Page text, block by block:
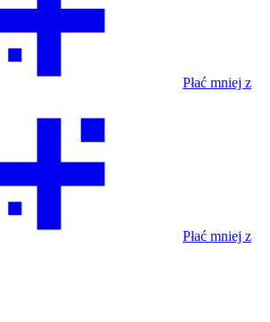
Płać mniej z
Płać mniej z